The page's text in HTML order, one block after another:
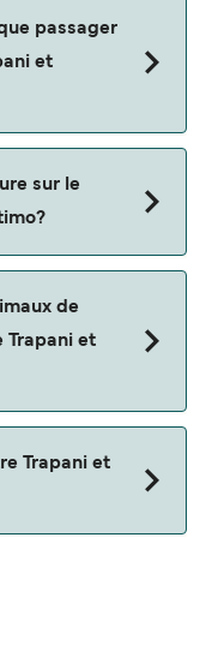
les dernières
passager
et
sur le
de
Trapani et
besoin d'un
des
Trapani et